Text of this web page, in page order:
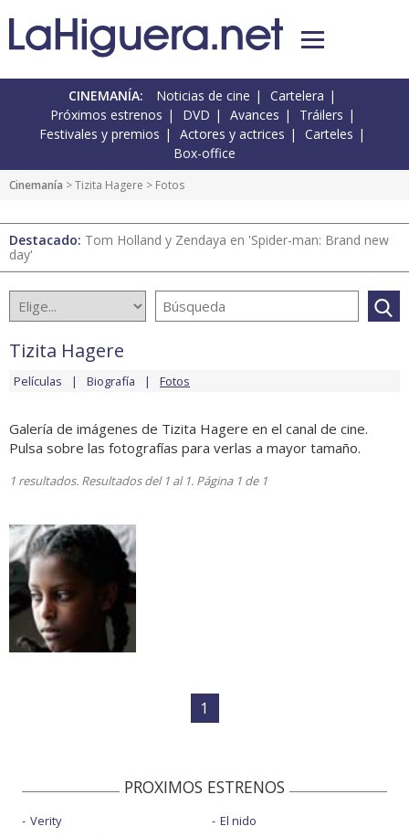
CINEMANÍA: Noticias de cine
Cartelera
Próximos estrenos
DVD Avances
Tráilers
Festivales y premios
Actores y actrices
Carteles
Box-office
Cinemanía >Tizita Hagere > Fotos
Destacado: Tom Holland y Zendaya en 'Spider-man: Brand new
day'
Tizita Hagere
Películas Biografía Fotos
Galería de imágenes de Tizita Hagere en el canal de cine.
Pulsa sobre las fotografías para verlas a mayor tamaño.
1 resultados. Resultados del 1 al 1. Página 1 de 1
1
PROXIMOS ESTRENOS
Verity
El nido